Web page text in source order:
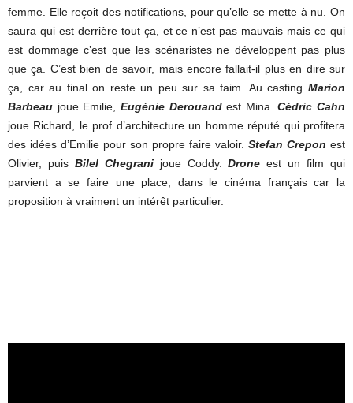
femme. Elle reçoit des notifications, pour qu’elle se mette à nu. On
saura qui est derrière tout ça, et ce n’est pas mauvais mais ce qui
est dommage c’est que les scénaristes ne développent pas plus
que ça. C’est bien de savoir, mais encore fallait-il plus en dire sur
ça, car au final on reste un peu sur sa faim. Au casting Marion
Barbeau joue Emilie, Eugénie Derouandest Mina.Cédric Cahn
joue Richard, le prof d’architecture un homme réputé qui profitera
des idées d’Emilie pour son propre faire valoir. Stefan Crepon est
Olivier, puis Bilel Chegranijoue Coddy. Drone est un film qui
parvient a se faire une place, dans le cinéma français car la
proposition à vraiment un intérêt particulier.